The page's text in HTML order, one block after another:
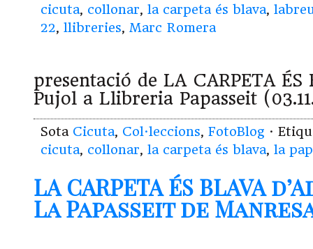
cicuta, collonar, la carpeta és blava,
22, llibreries, Marc Romera
presentació de LA CARPETA ÉS
Pujol a Llibreria Papasseit
Sota Cicuta, Col·leccions, FotoBlog ·
cicuta, collonar, la carpeta és blava, la
LA CARPETA ÉS BLAVA
La Papasseit de Manresa